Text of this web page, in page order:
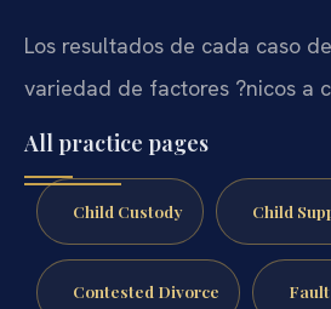
Los resultados de cada caso
variedad de factores ?nicos a
All practice pages
Child Custody Child
Contested Divorce